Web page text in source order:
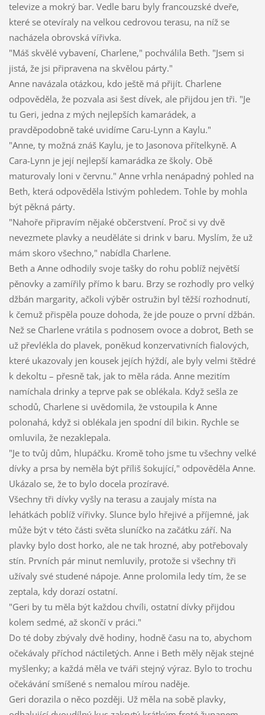
televize a mokrý bar. Vedle baru byly francouzské dveře,
které se otevíraly na velkou cedrovou terasu, na níž se
nacházela obrovská vířivka.
"Máš skvělé vybavení, Charlene," pochválila Beth. "Jsem si
jistá, že jsi připravena na skvělou párty."
Anne navázala otázkou, kdo ještě má přijít. Charlene
odpověděla, že pozvala asi šest dívek, ale přijdou jen tři. "Je
tu Geri, jedna z mých nejlepších kamarádek, a
pravděpodobně také uvidíme Caru-Lynn a Kaylu."
"Anne, ty možná znáš Kaylu, je to Jasonova přítelkyně. A
Cara-Lynn je její nejlepší kamarádka ze školy. Obě
maturovaly loni v červnu." Anne vrhla nenápadný pohled na
Beth, která odpověděla lstivým pohledem. Tohle by mohla
být pěkná párty.
"Nahoře připravím nějaké občerstvení. Proč si vy dvě
nevezmete plavky a neuděláte si drink v baru. Myslím, že už
mám skoro všechno," nabídla Charlene.
Beth a Anne odhodily svoje tašky do rohu poblíž největší
pěnovky a zamířily přímo k baru. Brzy se rozhodly pro velký
džbán margarity, ačkoli výběr ostružin byl těžší rozhodnutí,
k čemuž přispěla pouze dohoda, že jde pouze o první džbán.
Než se Charlene vrátila s podnosem ovoce a dobrot, Beth se
už převlékla do plavek, poněkud konzervativních fialových,
které ukazovaly jen kousek jejích hýždí, ale byly velmi štědré
k dekoltu – přesně tak, jak to měla ráda. Anne mezitím
namíchala drinky a teprve pak se oblékala. Když sešla ze
schodů, Charlene si uvědomila, že vstoupila k Anne
polonahá, když si oblékala jen spodní díl bikin. Rychle se
omluvila, že nezaklepala.
"Je to tvůj dům, hlupáčku. Kromě toho jsme tu všechny velké
dívky a prsa by neměla být příliš šokující," odpověděla Anne.
Ukázalo se, že to bylo docela prozíravé.
Všechny tři dívky vyšly na terasu a zaujaly místa na
lehátkách poblíž vířivky. Slunce bylo hřejivé a příjemné, jak
může být v této části světa sluníčko na začátku září. Na
plavky bylo dost horko, ale ne tak hrozné, aby potřebovaly
stín. Prvních pár minut nemluvily, protože si všechny tři
užívaly své studené nápoje. Anne prolomila ledy tím, že se
zeptala, kdy dorazí ostatní.
"Geri by tu měla být každou chvíli, ostatní dívky přijdou
kolem sedmé, až skončí v práci."
Do té doby zbývaly dvě hodiny, hodně času na to, abychom
očekávaly příchod náctiletých. Anne i Beth měly nějak stejné
myšlenky; a každá měla ve tváři stejný výraz. Bylo to trochu
očekávání smíšené s nemalou mírou naděje.
Geri dorazila o něco později. Už měla na sobě plavky,